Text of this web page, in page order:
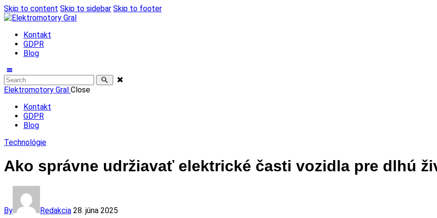
Skip to content Skip to sidebar Skip to footer
Kontakt
GDPR
Blog
Elektromotory Gral Close
Kontakt
GDPR
Blog
Technológie
Ako správne udržiavať elektrické časti vozidla pre dlhú
By Redakcia 28. júna 2025